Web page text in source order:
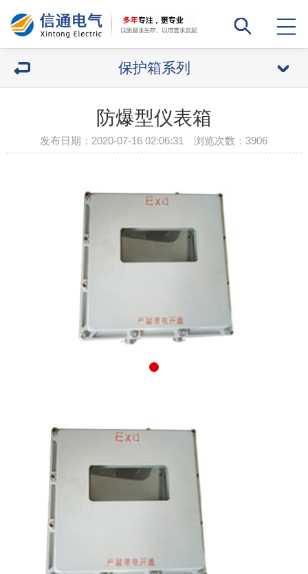
保护箱系列
防爆型仪表箱
发布日期：2020-07-16 02:06:31 浏览次数：3906